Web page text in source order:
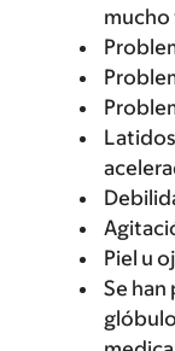
Piel u
Se